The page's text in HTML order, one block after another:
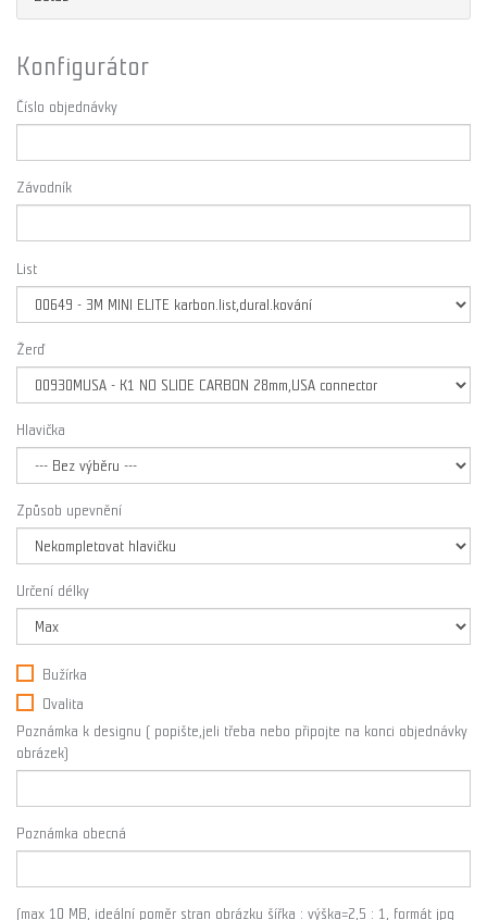
Konfigurátor
Číslo objednávky
Závodník
List
Žerď
Hlavička
Způsob upevnění
Určení délky
Bužírka
Ovalita
Poznámka k designu ( popište,jeli třeba nebo připojte na konci objednávky
obrázek)
Poznámka obecná
(max 10 MB, ideální poměr stran obrázku šířka : výška=2,5 : 1, formát jpg